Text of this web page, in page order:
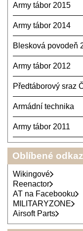
Army tábor 2015
Army tábor 2014
Blesková povodeň
Army tábor 2012
Předtáborový sraz
Armádní technika
Army tábor 2011
Oblíbené
Wikingové
Reenactor
AT na Facebooku
MILITARYZONE
Airsoft Parts